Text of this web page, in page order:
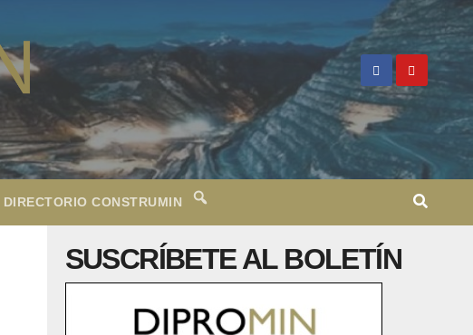
DIRECTORIO CONSTRUMIN
SUSCRÍBETE AL BOLETÍN